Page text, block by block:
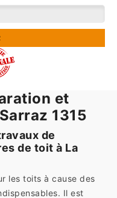
et
1315
de
de toit à La
les toits à cause des
Il est